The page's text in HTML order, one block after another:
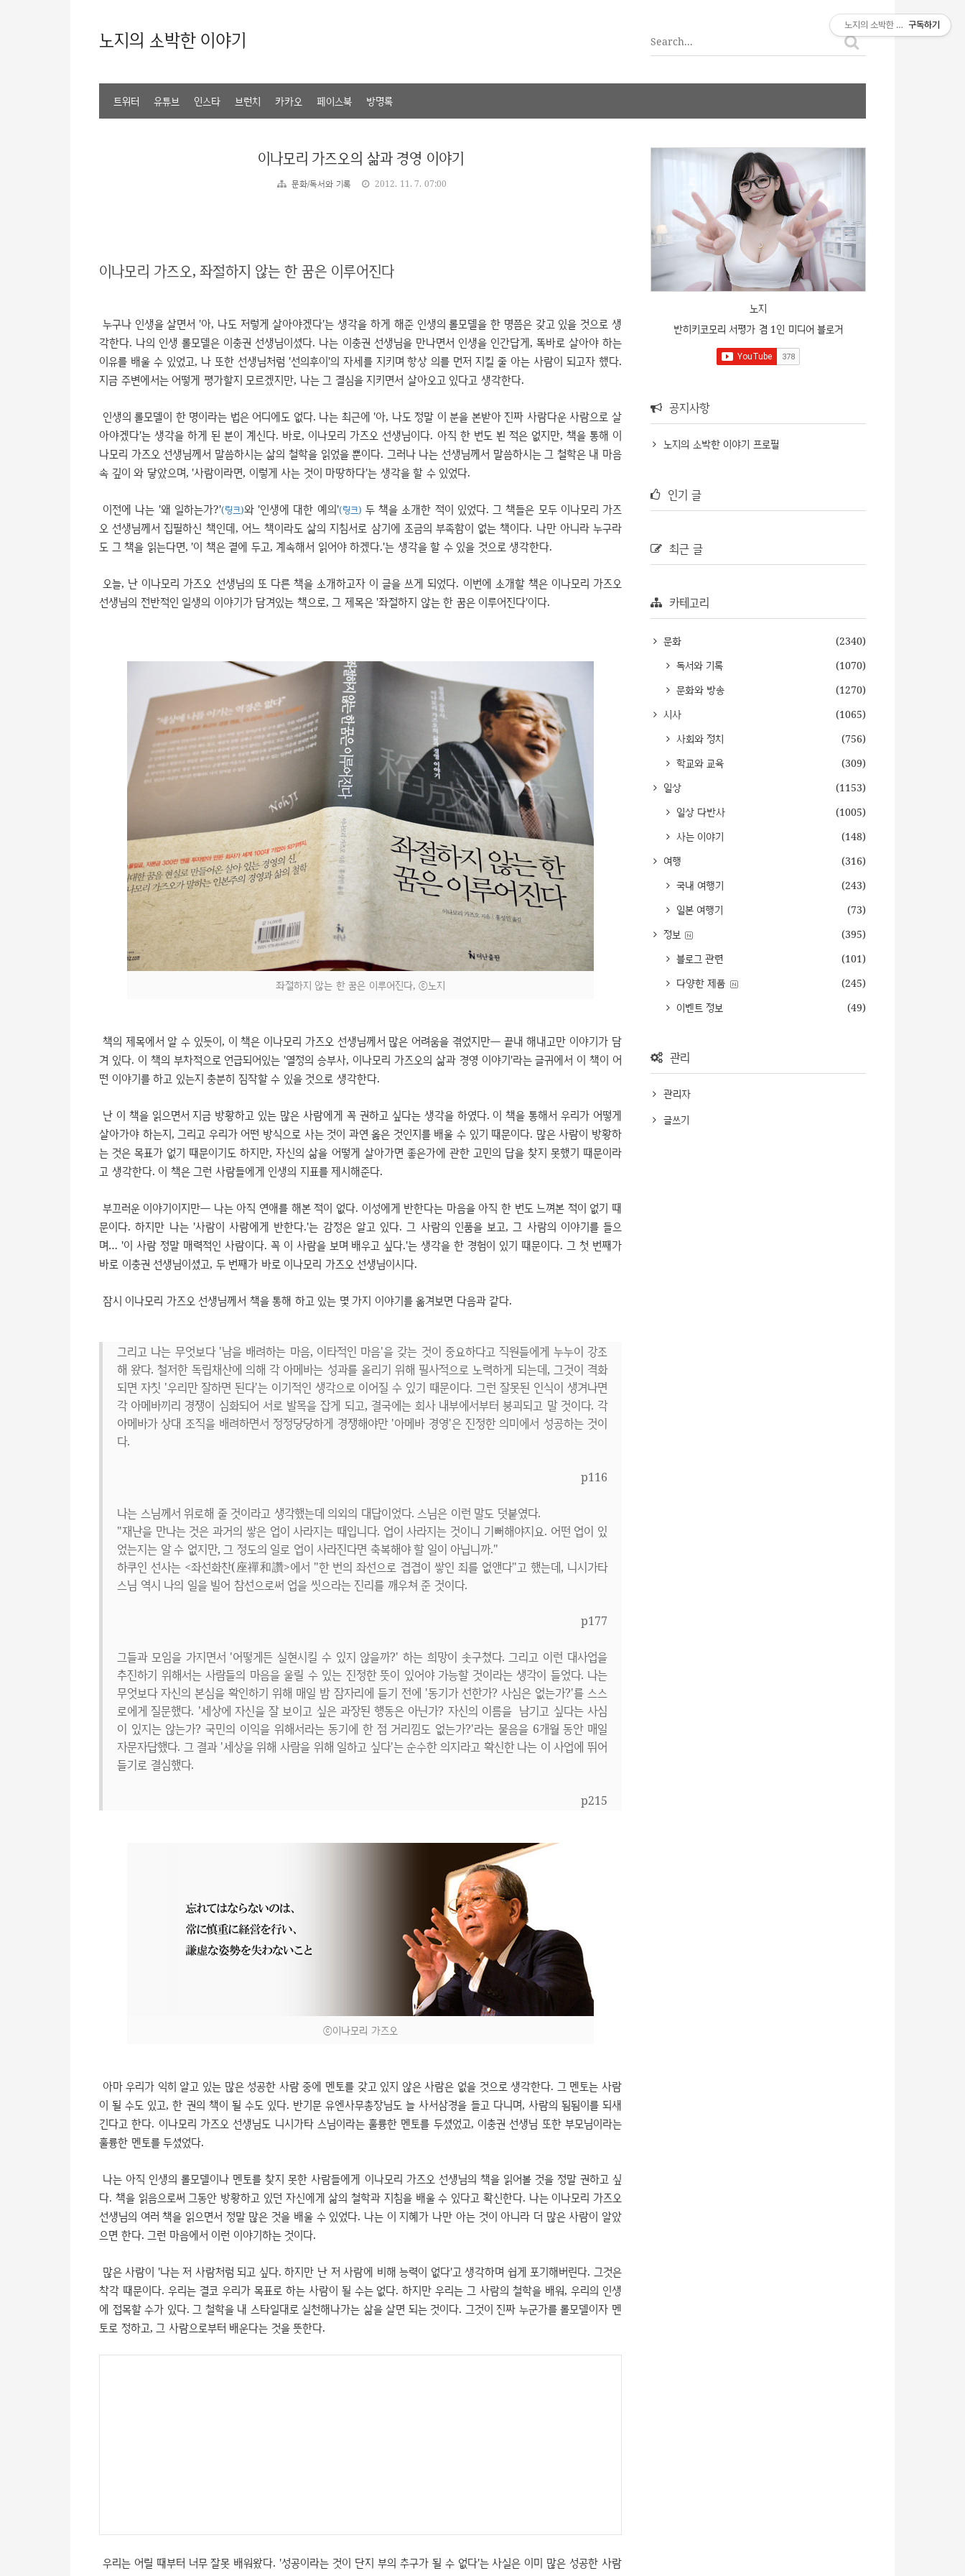
노지의 소박한 이야기
트위터 유튜브 인스타 브런치 카카오 페이스북 방명록
이나모리 가즈오의 삶과 경영 이야기
문화/독서와 기록 2012. 11. 7. 07:00
이나모리 가즈오, 좌절하지 않는 한 꿈은 이루어진다
누구나 인생을 살면서 '아, 나도 저렇게 살아야겠다'는 생각을 하게 해준 인생의 롤모델을 한 명쯤은 갖고 있을 것으로 생
각한다. 나의 인생 롤모델은 이충권 선생님이셨다. 나는 이충권 선생님을 만나면서 인생을 인간답게, 똑바로 살아야 하는
이유를 배울 수 있었고, 나 또한 선생님처럼 '선의후이'의 자세를 지키며 항상 의를 먼저 지킬 줄 아는 사람이 되고자 했다.
지금 주변에서는 어떻게 평가할지 모르겠지만, 나는 그 결심을 지키면서 살아오고 있다고 생각한다.
인생의 롤모델이 한 명이라는 법은 어디에도 없다. 나는 최근에 '아, 나도 정말 이 분을 본받아 진짜 사람다운 사람으로 살
아야겠다'는 생각을 하게 된 분이 계신다. 바로, 이나모리 가즈오 선생님이다. 아직 한 번도 뵌 적은 없지만, 책을 통해 이
나모리 가즈오 선생님께서 말씀하시는 삶의 철학을 읽었을 뿐이다. 그러나 나는 선생님께서 말씀하시는 그 철학은 내 마음
속 깊이 와 닿았으며, '사람이라면, 이렇게 사는 것이 마땅하다'는 생각을 할 수 있었다.
이전에 나는 '왜 일하는가?'(링크)와 '인생에 대한 예의'(링크) 두 책을 소개한 적이 있었다. 그 책들은 모두 이나모리 가즈
오 선생님께서 집필하신 책인데, 어느 책이라도 삶의 지침서로 삼기에 조금의 부족함이 없는 책이다. 나만 아니라 누구라
도 그 책을 읽는다면, '이 책은 곁에 두고, 계속해서 읽어야 하겠다.'는 생각을 할 수 있을 것으로 생각한다.
오늘, 난 이나모리 가즈오 선생님의 또 다른 책을 소개하고자 이 글을 쓰게 되었다. 이번에 소개할 책은 이나모리 가즈오
선생님의 전반적인 일생의 이야기가 담겨있는 책으로, 그 제목은 '좌절하지 않는 한 꿈은 이루어진다'이다.
좌절하지 않는 한 꿈은 이루어진다, ⓒ노지
책의 제목에서 알 수 있듯이, 이 책은 이나모리 가즈오 선생님께서 많은 어려움을 겪었지만― 끝내 해내고만 이야기가 담
겨 있다. 이 책의 부차적으로 언급되어있는 '열정의 승부사, 이나모리 가즈오의 삶과 경영 이야기'라는 글귀에서 이 책이 어
떤 이야기를 하고 있는지 충분히 짐작할 수 있을 것으로 생각한다.
난 이 책을 읽으면서 지금 방황하고 있는 많은 사람에게 꼭 권하고 싶다는 생각을 하였다. 이 책을 통해서 우리가 어떻게
살아가야 하는지, 그리고 우리가 어떤 방식으로 사는 것이 과연 옳은 것인지를 배울 수 있기 때문이다. 많은 사람이 방황하
는 것은 목표가 없기 때문이기도 하지만, 자신의 삶을 어떻게 살아가면 좋은가에 관한 고민의 답을 찾지 못했기 때문이라
고 생각한다. 이 책은 그런 사람들에게 인생의 지표를 제시해준다.
부끄러운 이야기이지만― 나는 아직 연애를 해본 적이 없다. 이성에게 반한다는 마음을 아직 한 번도 느껴본 적이 없기 때
문이다. 하지만 나는 '사람이 사람에게 반한다.'는 감정은 알고 있다. 그 사람의 인품을 보고, 그 사람의 이야기를 들으
며… '이 사람 정말 매력적인 사람이다. 꼭 이 사람을 보며 배우고 싶다.'는 생각을 한 경험이 있기 때문이다. 그 첫 번째가
바로 이충권 선생님이셨고, 두 번째가 바로 이나모리 가즈오 선생님이시다.
잠시 이나모리 가즈오 선생님께서 책을 통해 하고 있는 몇 가지 이야기를 옮겨보면 다음과 같다.
그리고 나는 무엇보다 '남을 배려하는 마음, 이타적인 마음'을 갖는 것이 중요하다고 직원들에게 누누이 강조
해 왔다. 철저한 독립채산에 의해 각 아메바는 성과를 올리기 위해 필사적으로 노력하게 되는데, 그것이 격화
되면 자칫 '우리만 잘하면 된다'는 이기적인 생각으로 이어질 수 있기 때문이다. 그런 잘못된 인식이 생겨나면
각 아메바끼리 경쟁이 심화되어 서로 발목을 잡게 되고, 결국에는 회사 내부에서부터 붕괴되고 말 것이다. 각
아메바가 상대 조직을 배려하면서 정정당당하게 경쟁해야만 '아메바 경영'은 진정한 의미에서 성공하는 것이
다.
p116
나는 스님께서 위로해 줄 것이라고 생각했는데 의외의 대답이었다. 스님은 이런 말도 덧붙였다.
"재난을 만나는 것은 과거의 쌓은 업이 사라지는 때입니다. 업이 사라지는 것이니 기뻐해야지요. 어떤 업이 있
었는지는 알 수 없지만, 그 정도의 일로 업이 사라진다면 축복해야 할 일이 아닙니까."
하쿠인 선사는 <좌선화찬(座禪和讚>에서 "한 번의 좌선으로 겹겹이 쌓인 죄를 없앤다"고 했는데, 니시가타
스님 역시 나의 일을 빌어 참선으로써 업을 씻으라는 진리를 깨우쳐 준 것이다.
p177
그들과 모임을 가지면서 '어떻게든 실현시킬 수 있지 않을까?' 하는 희망이 솟구쳤다. 그리고 이런 대사업을
추진하기 위해서는 사람들의 마음을 울릴 수 있는 진정한 뜻이 있어야 가능할 것이라는 생각이 들었다. 나는
무엇보다 자신의 본심을 확인하기 위해 매일 밤 잠자리에 들기 전에 '동기가 선한가? 사심은 없는가?'를 스스
로에게 질문했다. '세상에 자신을 잘 보이고 싶은 과장된 행동은 아닌가? 자신의 이름을 남기고 싶다는 사심
이 있지는 않는가? 국민의 이익을 위해서라는 동기에 한 점 거리낌도 없는가?'라는 물음을 6개월 동안 매일
자문자답했다. 그 결과 '세상을 위해 사람을 위해 일하고 싶다'는 순수한 의지라고 확신한 나는 이 사업에 뛰어
들기로 결심했다.
p215
ⓒ이나모리 가즈오
아마 우리가 익히 알고 있는 많은 성공한 사람 중에 멘토를 갖고 있지 않은 사람은 없을 것으로 생각한다. 그 멘토는 사람
이 될 수도 있고, 한 권의 책이 될 수도 있다. 반기문 유엔사무총장님도 늘 사서삼경을 들고 다니며, 사람의 됨됨이를 되새
긴다고 한다. 이나모리 가즈오 선생님도 니시가타 스님이라는 훌륭한 멘토를 두셨었고, 이충권 선생님 또한 부모님이라는
훌륭한 멘토를 두셨었다.
나는 아직 인생의 롤모델이나 멘토를 찾지 못한 사람들에게 이나모리 가즈오 선생님의 책을 읽어볼 것을 정말 권하고 싶
다. 책을 읽음으로써 그동안 방황하고 있던 자신에게 삶의 철학과 지침을 배울 수 있다고 확신한다. 나는 이나모리 가즈오
선생님의 여러 책을 읽으면서 정말 많은 것을 배울 수 있었다. 나는 이 지혜가 나만 아는 것이 아니라 더 많은 사람이 알았
으면 한다. 그런 마음에서 이런 이야기하는 것이다.
많은 사람이 '나는 저 사람처럼 되고 싶다. 하지만 난 저 사람에 비해 능력이 없다'고 생각하며 쉽게 포기해버린다. 그것은
착각 때문이다. 우리는 결코 우리가 목표로 하는 사람이 될 수는 없다. 하지만 우리는 그 사람의 철학을 배워, 우리의 인생
에 접목할 수가 있다. 그 철학을 내 스타일대로 실천해나가는 삶을 살면 되는 것이다. 그것이 진짜 누군가를 롤모델이자 멘
토로 정하고, 그 사람으로부터 배운다는 것을 뜻한다.
우리는 어릴 때부터 너무 잘못 배워왔다. '성공이라는 것이 단지 부의 추구가 될 수 없다'는 사실은 이미 많은 성공한 사람
노지
반히키코모리 서평가 겸 1인 미디어 블로거
공지사항
노지의 소박한 이야기 프로필
인기 글
최근 글
카테고리
문화
(2340)
독서와 기록
(1070)
문화와 방송
(1270)
시사
(1065)
사회와 정치
(756)
학교와 교육
(309)
일상
(1153)
일상 다반사
(1005)
사는 이야기
(148)
여행
(316)
국내 여행기
(243)
일본 여행기
(73)
정보
(395)
블로그 관련
(101)
다양한 제품
(245)
이벤트 정보
(49)
관리
관리자
글쓰기
노지의 소박한 이야기구독하기